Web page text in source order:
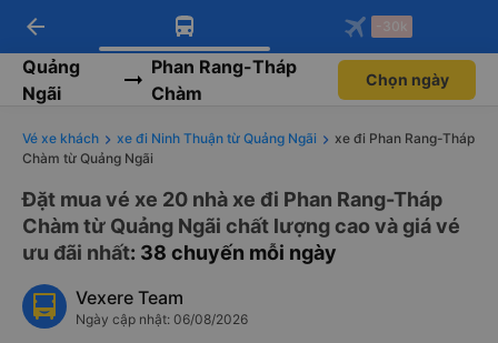
Tải app Vexere ngay!
Nhận ưu đãi thành viên độc
quyền
Mở app
Tải app Vexere
-30k/ghế khi đặt vé máy bay qua
app
Mở app
arrow_back -30k
Quảng
Ngãi
Phan Rang-Tháp
Chàm
Chọn ngày
Vé xe khách xe đi Ninh Thuận từ Quảng Ngãi
xe đi Phan Rang-Tháp
Chàm từ Quảng Ngãi
Đặt mua vé xe 20 nhà xe đi Phan Rang-Tháp
Chàm từ Quảng Ngãi chất lượng cao và giá vé
ưu đãi nhất: 38 chuyến mỗi ngày
Vexere Team
Ngày cập nhật: 06/08/2026